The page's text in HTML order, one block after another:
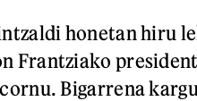
honetan hiru
Frantziako
Bigarrena